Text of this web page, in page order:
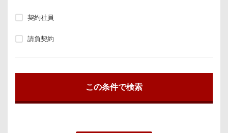
契約社員
請負契約